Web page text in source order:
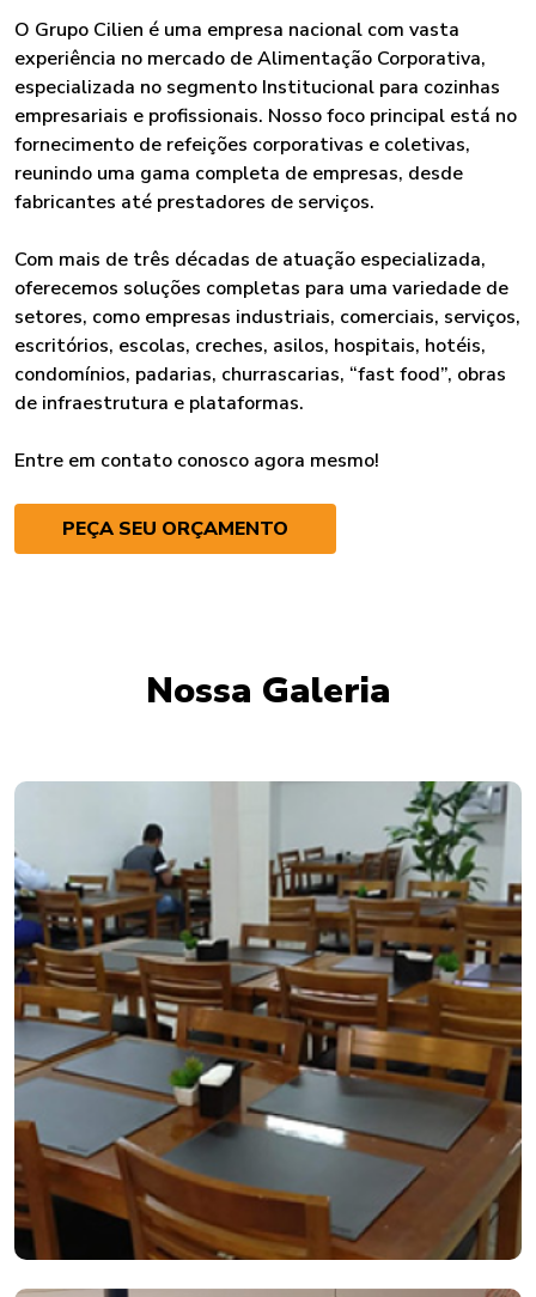
O Grupo Cilien é uma empresa nacional com vasta
experiência no mercado de Alimentação Corporativa,
especializada no segmento Institucional para cozinhas
empresariais e profissionais. Nosso foco principal está no
fornecimento de refeições corporativas e coletivas,
reunindo uma gama completa de empresas, desde
fabricantes até prestadores de serviços.
Com mais de três décadas de atuação especializada,
oferecemos soluções completas para uma variedade de
setores, como empresas industriais, comerciais, serviços,
escritórios, escolas, creches, asilos, hospitais, hotéis,
condomínios, padarias, churrascarias, “fast food”, obras
de infraestrutura e plataformas.
Entre em contato conosco agora mesmo!
PEÇA SEU ORÇAMENTO
Nossa Galeria